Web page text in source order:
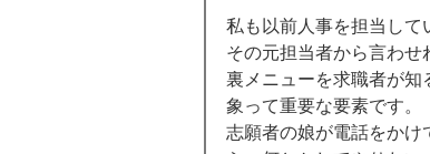
私も以前人事を担当して
その元担当者から言わせ
裏メニューを求職者が知
象って重要な要素です。
志願者の娘が電話をかけ